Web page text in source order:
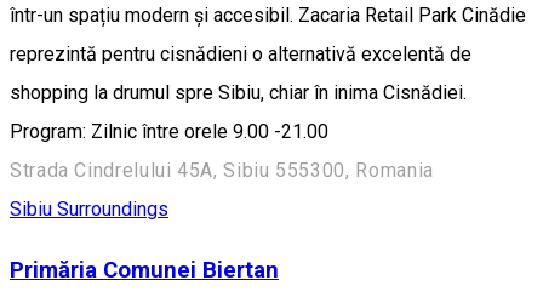
într-un spațiu modern și accesibil. Zacaria Retail Park Cinădie
reprezintă pentru cisnădieni o alternativă excelentă de
shopping la drumul spre Sibiu, chiar în inima Cisnădiei.
Program: Zilnic între orele 9.00 -21.00
Strada Cindrelului 45A, Sibiu 555300, Romania
Sibiu Surroundings
Primăria Comunei Biertan